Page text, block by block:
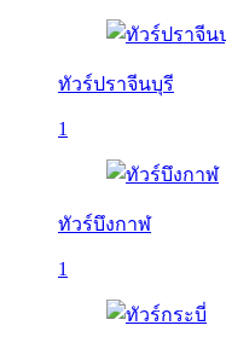
ทัวร์ปราจีนบุรี
1
ทัวร์บึงกาฬ
1